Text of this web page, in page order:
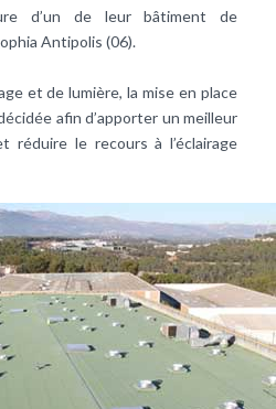
d’un de leur bâtiment de
Antipolis (06).
et de lumière, la mise en place
afin d’apporter un meilleur
réduire le recours à l’éclairage